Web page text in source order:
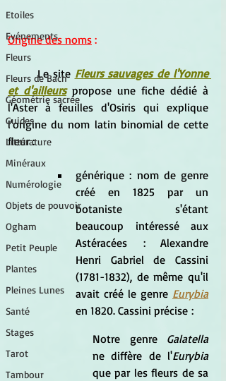
Etoiles
Evénements
Fleurs
Fleurs de Bach
Géométrie sacrée
Guides
Littérature
Minéraux
Numérologie
Objets de pouvoir
Ogham
Petit Peuple
Plantes
Pleines Lunes
Santé
Stages
Tarot
Tambour
Origine des noms :
	Le site
Fleurs sauvages de l'Yonne
et d'ailleurs propose une fiche dédié à
l'Aster à feuilles d'Osiris qui explique
l'origine du nom latin binomial de cette
fleur :
générique : nom de genre
créé en 1825 par un
botaniste s'étant
beaucoup intéressé aux
Astéracées : Alexandre
Henri Gabriel de Cassini
(1781-1832), de même qu'il
avait créé le genre Eurybia
en 1820. Cassini précise :
Notre genre
Galatella
ne diffère de l'Eurybia
que par les fleurs de sa